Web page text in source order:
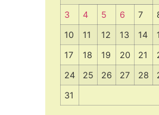
3
4 5 6 7
10
11 12 13 14
17
18 19 20 21
24
25 26 27 28
31